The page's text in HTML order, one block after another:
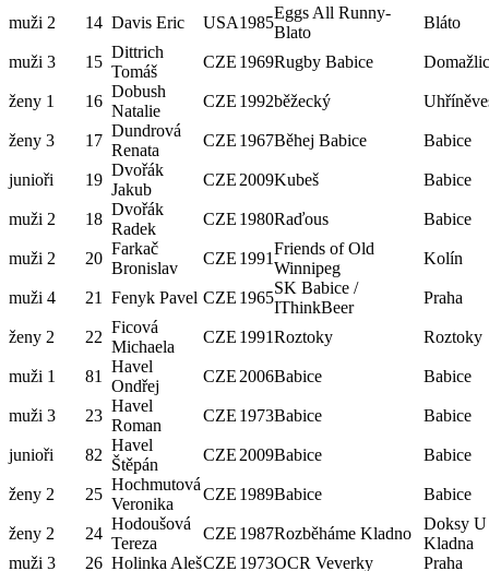
muži 2 14 Davis Eric USA1985
Eggs All Runny-
Blato
Bláto
muži 3 15
Dittrich
Tomáš
CZE 1969Rugby Babice
ženy 1 16
Dobush
Natalie
CZE 1992běžecký
ženy 3 17
Dundrová
Renata
CZE 1967Běhej Babice Babice
junioři 19
Dvořák
Jakub
CZE 2009Kubeš Babice
muži 2 18
Dvořák
Radek
CZE 1980Raďous Babice
muži 2 20
Farkač
Bronislav
CZE 1991
Friends of Old
Winnipeg
Kolín
muži 4 21 Fenyk Pavel CZE 1965
SK Babice /
IThinkBeer
Praha
ženy 2 22
Ficová
Michaela
CZE 1991Roztoky Roztoky
muži 1 81
Havel
Ondřej
CZE 2006Babice Babice
muži 3 23
Havel
Roman
CZE 1973Babice Babice
junioři 82
Havel
Štěpán
CZE 2009Babice Babice
ženy 2 25
Hochmutová
Veronika
CZE 1989Babice Babice
ženy 2 24
Hodoušová
Tereza
CZE 1987Rozběháme Kladno
Doksy U
Kladna
muži 3
26 Holinka AlešCZE 1973OCR Veverky
Praha